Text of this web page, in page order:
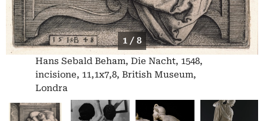
1 / 8
Hans Sebald Beham, Die Nacht, 1548,
incisione, 11,1x7,8, British Museum,
Londra